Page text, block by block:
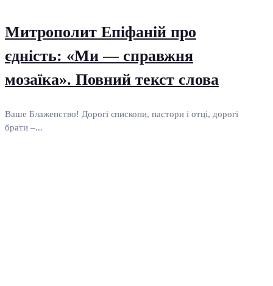
Митрополит Епіфаній про
єдність: «Ми — справжня
мозаїка». Повний текст слова
Ваше Блаженство! Дорогі єпископи, пастори і отці, дорогі
брати –...